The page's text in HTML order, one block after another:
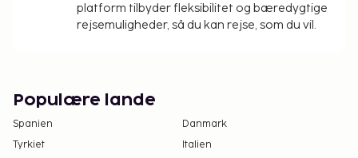
platform tilbyder fleksibilitet og bæredygtige
rejsemuligheder, så du kan rejse, som du vil.
Populære lande
Spanien
Danmark
Tyrkiet
Italien